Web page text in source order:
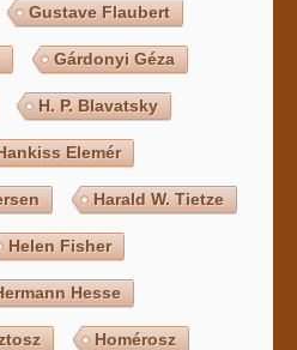
Gustave Flaubert
Gárdonyi Géza
H. P. Blavatsky
Elemér
Harald W. Tietze
Helen Fisher
Hesse
Homérosz